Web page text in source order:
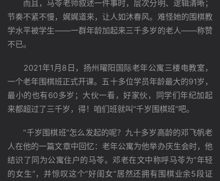
而且，马苓老师叙述一件事时，层次分明、逻辑清晰；
节奏不紧不慢，娓娓道来，让人如沐春风。难怪她的围棋教
学水平被学生——一群年龄加起来三千多岁的老人——称赞
不已。
2021年1月8日，扬州曜阳国际老年公寓三楼电教室，
一个老年围棋班正式开课。五十多位学员年龄最大的91岁，
最小的也有60多岁；大伙一看，好家伙，同学们年纪加起
来都超过了三千岁，得！咱们班就叫“千岁围棋班”吧。
“千岁围棋班”怎么发起的呢？九十多岁高龄的邓飞帆老
人在他的一篇文章中回忆：老年公寓为他举办庆生会时，他
结识了同为公寓住户的马苓。邓老在文中称呼马苓为“年轻
的女生”，并惊叹这个“好闺女”居然还拥有围棋业余5段证